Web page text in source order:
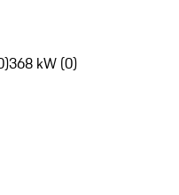
368 kW (0)